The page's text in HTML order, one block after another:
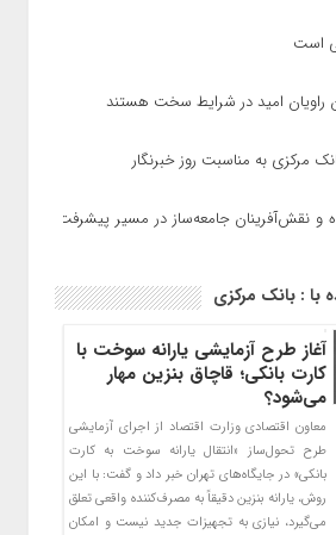
است
راویان امید در شرایط سخت هستند
مرکزی به مناسبت روز خبرنگار
و نقش‌آفرینان جامعه‌ساز در مسیر پیشرفت
: بانک مرکزی
آغاز طرح آزمایشی یارانه سوخت با
کارت بانکی؛ قاچاق بنزین مهار
می‌شود؟
معاون اقتصادی وزارت اقتصاد از اجرای آزمایشی
طرح تحول‌ساز «انتقال یارانه سوخت به کارت
بانکی» در جایگاه‌های تهران خبر داد و گفت: با این
روش، یارانه بنزین دقیقاً به مصرف‌کننده واقعی تعلق
می‌گیرد، نیازی به تجهیزات جدید نیست و امکان